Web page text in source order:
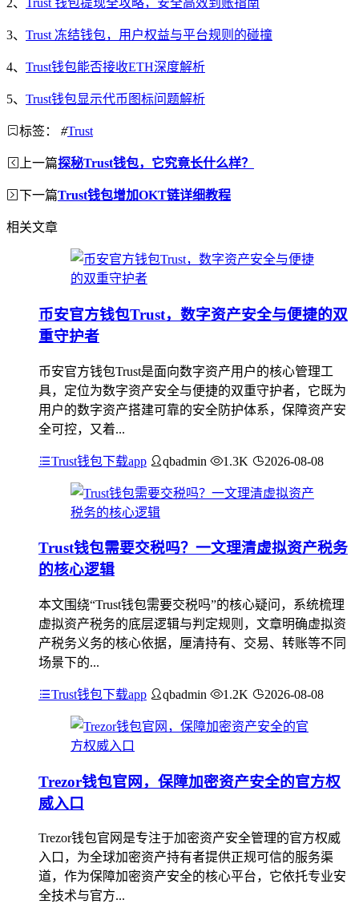
2、 Trust 钱包提现全攻略，安全高效到账指南
3、 Trust 冻结钱包，用户权益与平台规则的碰撞
4、 Trust钱包能否接收ETH深度解析
5、 Trust钱包显示代币图标问题解析
标签： #Trust
上一篇探秘Trust钱包，它究竟长什么样？
下一篇Trust钱包增加OKT链详细教程
相关文章
币安官方钱包Trust，数字资产安全与便捷的双
重守护者
币安官方钱包Trust是面向数字资产用户的核心管理工
具，定位为数字资产安全与便捷的双重守护者，它既为
用户的数字资产搭建可靠的安全防护体系，保障资产安
全可控，又着...
Trust钱包下载app qbadmin 1.3K 2026-08-08
Trust钱包需要交税吗？一文理清虚拟资产税务
的核心逻辑
本文围绕“Trust钱包需要交税吗”的核心疑问，系统梳理
虚拟资产税务的底层逻辑与判定规则，文章明确虚拟资
产税务义务的核心依据，厘清持有、交易、转账等不同
场景下的...
Trust钱包下载app qbadmin 1.2K 2026-08-08
Trezor钱包官网，保障加密资产安全的官方权
威入口
Trezor钱包官网是专注于加密资产安全管理的官方权威
入口，为全球加密资产持有者提供正规可信的服务渠
道，作为保障加密资产安全的核心平台，它依托专业安
全技术与官方...